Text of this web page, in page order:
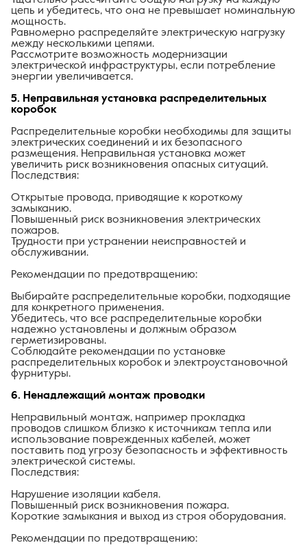
цепь и убедитесь, что она не превышает номинальную
мощность.
Равномерно распределяйте электрическую нагрузку
между несколькими цепями.
Рассмотрите возможность модернизации
электрической инфраструктуры, если потребление
энергии увеличивается.
5. Неправильная установка распределительных
коробок
Распределительные коробки необходимы для защиты
электрических соединений и их безопасного
размещения. Неправильная установка может
увеличить риск возникновения опасных ситуаций.
Последствия:
Открытые провода, приводящие к короткому
замыканию.
Повышенный риск возникновения электрических
пожаров.
Трудности при устранении неисправностей и
обслуживании.
Рекомендации по предотвращению:
Выбирайте распределительные коробки, подходящие
для конкретного применения.
Убедитесь, что все распределительные коробки
надежно установлены и должным образом
герметизированы.
Соблюдайте рекомендации по установке
распределительных коробок и электроустановочной
фурнитуры.
6. Ненадлежащий монтаж проводки
Неправильный монтаж, например прокладка
проводов слишком близко к источникам тепла или
использование поврежденных кабелей, может
поставить под угрозу безопасность и эффективность
электрической системы.
Последствия:
Нарушение изоляции кабеля.
Повышенный риск возникновения пожара.
Короткие замыкания и выход из строя оборудования.
Рекомендации по предотвращению: